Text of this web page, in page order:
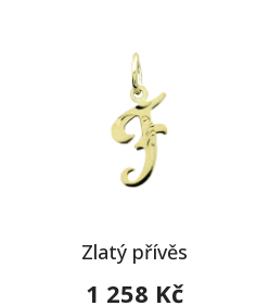
Zlatý přívěs
1 258 Kč